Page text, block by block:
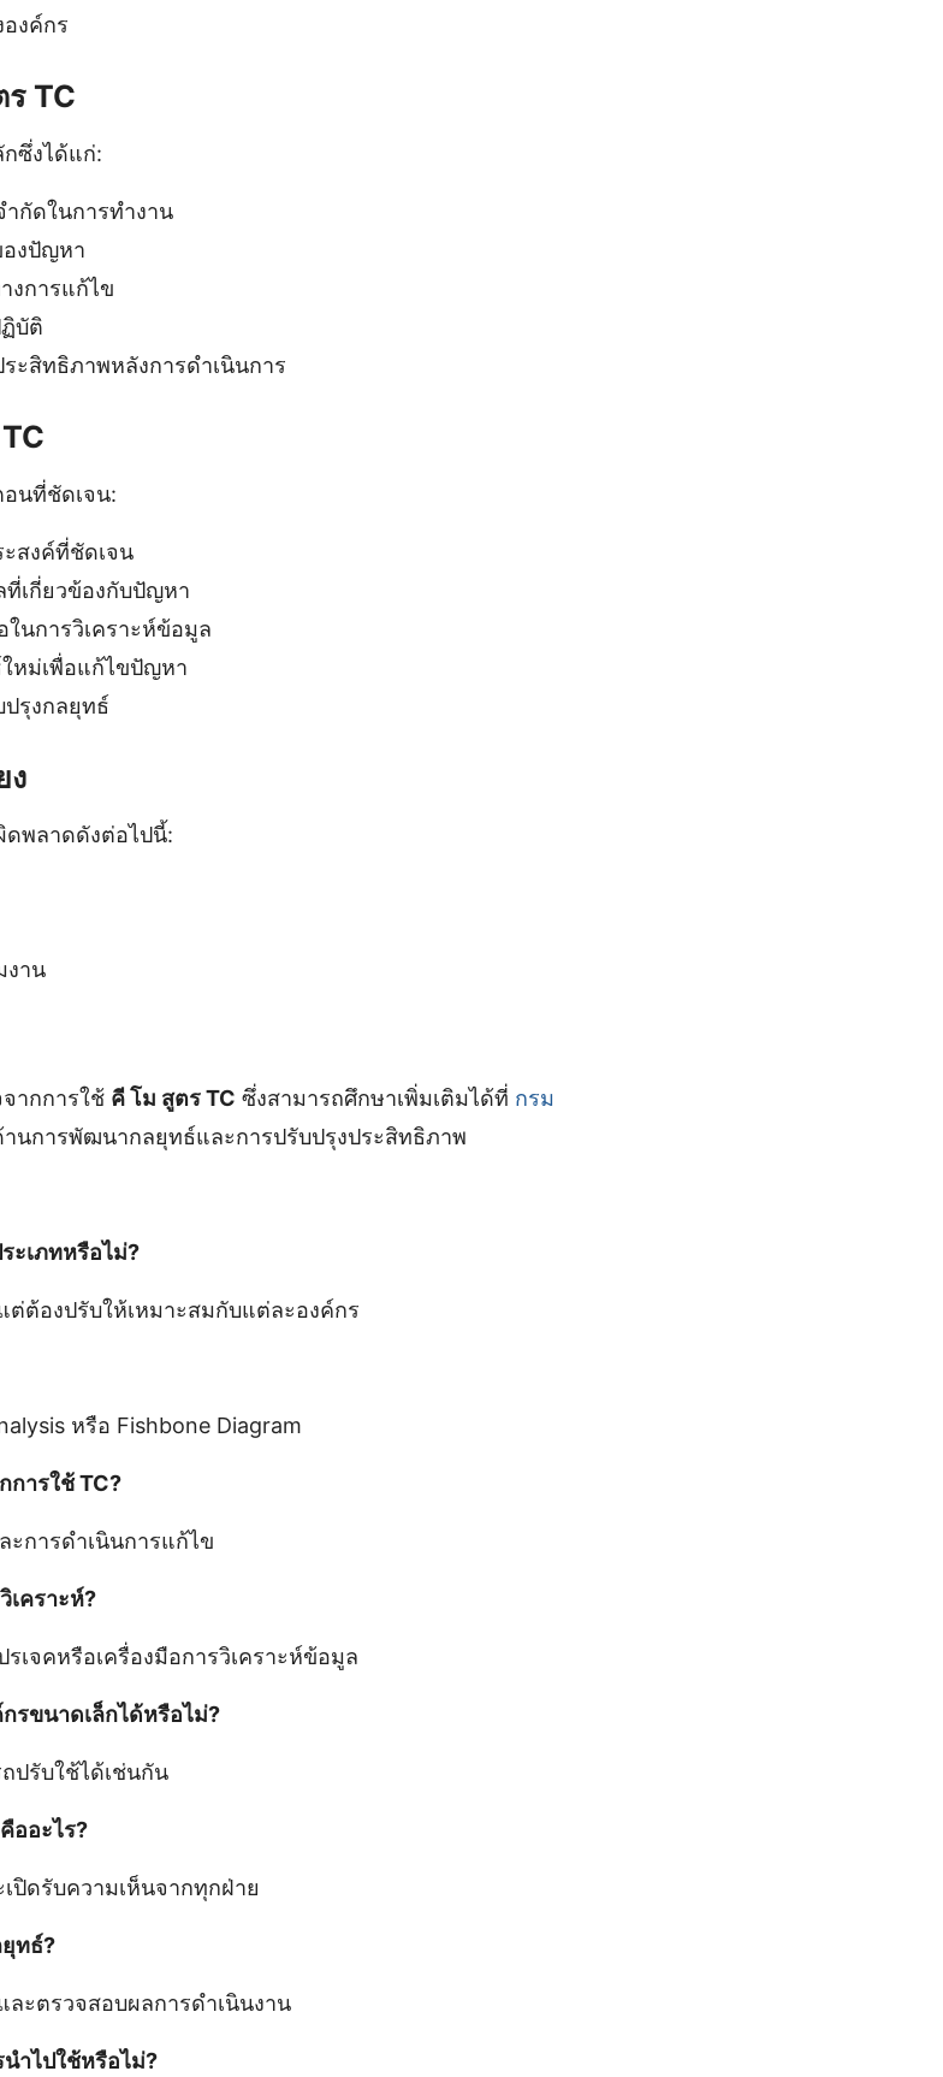
งค์กร
TC
ซึ่งได้แก่:
กัดในการทำงาน
องปัญหา
งการแก้ไข
บัติ
ระสิทธิภาพหลังการดำเนินการ
นที่ชัดเจน:
สงค์ที่ชัดเจน
เกี่ยวข้องกับปัญหา
ในการวิเคราะห์ข้อมูล
หม่เพื่อแก้ไขปัญหา
รุงกลยุทธ์
ง
ดพลาดดังต่อไปนี้:
งาน
ากการใช้ คี โม สูตร TC ซึ่งสามารถศึกษาเพิ่มเติมได้ที่ กรม
านการพัฒนากลยุทธ์และการปรับปรุงประสิทธิภาพ
ะเภทหรือไม่?
ต่ต้องปรับให้เหมาะสมกับแต่ละองค์กร
หรือ Fishbone Diagram
การใช้ TC?
การดำเนินการแก้ไข
เคราะห์?
เจคหรือเครื่องมือการวิเคราะห์ข้อมูล
รขนาดเล็กได้หรือไม่?
ปรับใช้ได้เช่นกัน
ออะไร?
ปิดรับความเห็นจากทุกฝ่าย
ยุทธ์?
ละตรวจสอบผลการดำเนินงาน
ำไปใช้หรือไม่?